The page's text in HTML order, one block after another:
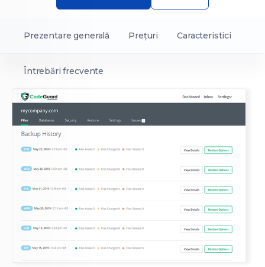
Prezentare generală Prețuri Caracteristici
Întrebări frecvente